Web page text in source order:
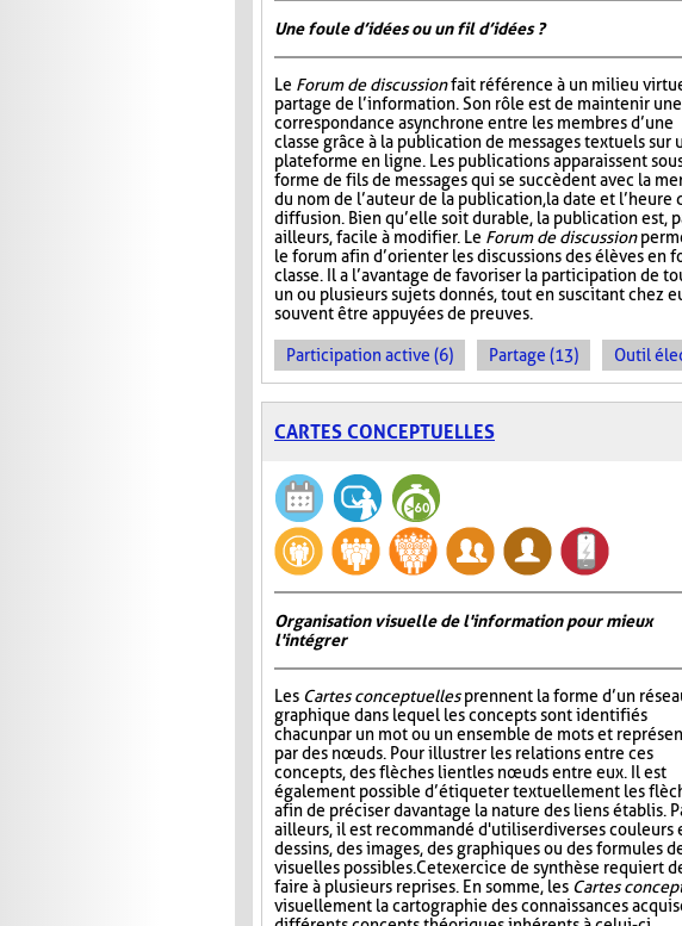
Une foule d’idées ou un fil d’idées ?
Le Forum de discussionfait référence à un milieu
partage de l’information. Son rôle est de maintenir une
correspondance asynchrone entre les membres d’une
classe grâce à la publication de messages textuels sur
plateforme en ligne. Les publications apparaissent
forme de fils de messages qui se succèdent avec la
du nom de l’auteur de la publication, la date et l’heure
diffusion. Bien qu’elle soit durable, la publication est,
ailleurs, facile à modifier. Le Forum de discussion
le forum afin d’orienter les discussions des élèves en
classe. Il a l’avantage de favoriser la participation de
un ou plusieurs sujets donnés, tout en suscitant chez
souvent être appuyées de preuves.
Participation active (6) Partage (13) Outil
CARTES CONCEPTUELLES
Organisation visuelle de l'information pour mieux
l'intégrer
Les Cartes conceptuellesprennent la forme d’un
graphique dans lequel les concepts sont identifiés
chacun par un mot ou un ensemble de mots et
par des nœuds. Pour illustrer les relations entre ces
concepts, des flèches lient les nœuds entre eux. Il est
également possible d’étiqueter textuellement les
afin de préciser davantage la nature des liens établis.
ailleurs, il est recommandé d'utiliser diverses couleurs
dessins, des images, des graphiques ou des formules
visuelles possibles. Cet exercice de synthèse requiert
faire à plusieurs reprises. En somme, les Cartes
visuellement la cartographie des connaissances